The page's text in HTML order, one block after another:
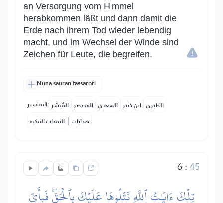
an Versorgung vom Himmel
herabkommen läßt und dann damit die
Erde nach ihrem Tod wieder lebendig
macht, und im Wechsel der Winde sind
Zeichen für Leute, die begreifen.
Nuna sauran fassarori
التفاسير: المُيسَّر المختصر السعدي ابن كثير الطبري
النفحات المكية | هدايات
6:45
تِلۡكَ ءَايَٰتُ ٱللَّهِ نَتۡلُوهَا عَلَيۡكَ بِٱلۡحَقِّۖ فَبِأَيِّ